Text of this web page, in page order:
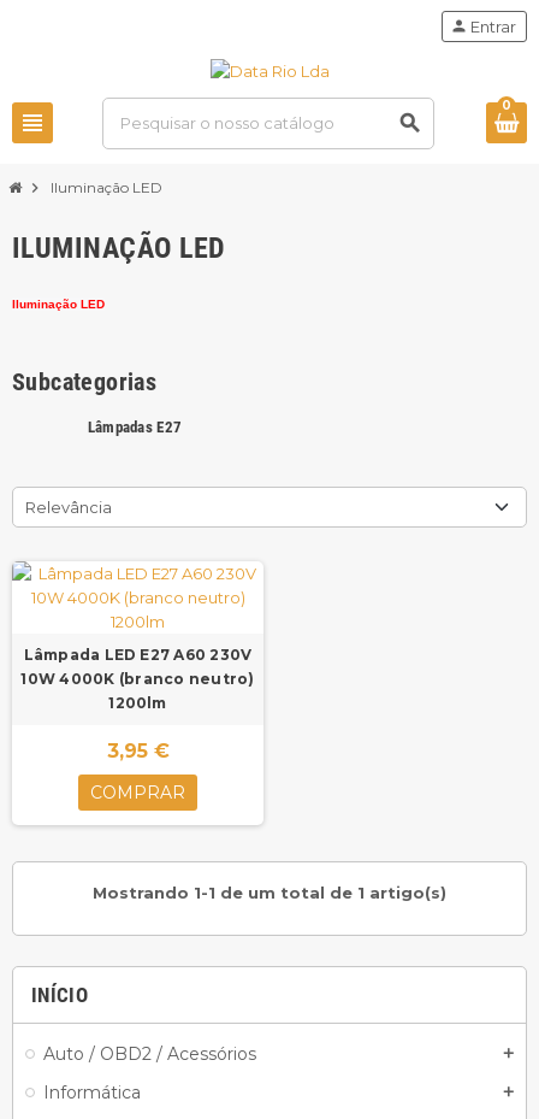
view_headline search
person Entrar
0
chevron_right Iluminação LED
INÍCIO
Auto / OBD2 / Acessórios add
Informática add
ILUMINAÇÃO LED
Iluminação LED
Subcategorias
Lâmpadas E27
Relevância
Lâmpada LED E27 A60 230V
10W 4000K (branco neutro)
1200lm
3,95 €
COMPRAR
Mostrando 1-1 de um total de 1 artigo(s)